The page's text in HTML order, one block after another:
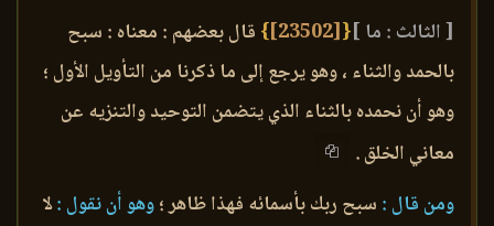
[ الثالث : ما ]{
[23502]
} قال بعضهم : معناه : سبح
بالحمد والثناء ، وهو يرجع إلى ما ذكرنا من التأويل الأول ؛
وهو أن نحمده بالثناء الذي يتضمن التوحيد والتنزيه عن
معاني الخلق .
ومن قال : سبح ربك بأسمائه فهذا ظاهر ؛وهو أن نقول :لا